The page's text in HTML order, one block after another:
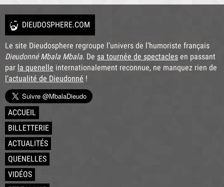
DIEUDOSPHERE.COM
Le site Dieudosphere regroupe l’univers de l’humoriste français
Dieudonné Mbala Mbala. De sa tournée de spectacles en passant
par la quenelle internationalement reconnue, ne manquez rien de
l’actualité de Dieudonné !
ACCUEIL
BILLETTERIE
ACTUALITÉS
QUENELLES
VIDÉOS